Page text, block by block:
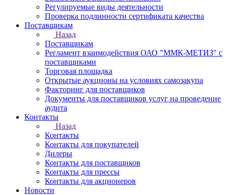
Регулируемые виды деятельности
Проверка подлинности сертификата качества
Поставщикам
Назад
Поставщикам
Регламент взаимодействия ОАО "ММК-МЕТИЗ" с
поставщиками
Торговая площадка
Открытые аукционы на условиях самозакупа
Факторинг для поставщиков
Документы для поставщиков услуг на проведение
аудита
Контакты
Назад
Контакты
Контакты для покупателей
Дилеры
Контакты для поставщиков
Контакты для прессы
Контакты для акционеров
Новости